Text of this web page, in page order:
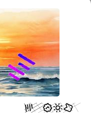
официальный
к
и
своему аккаунту?